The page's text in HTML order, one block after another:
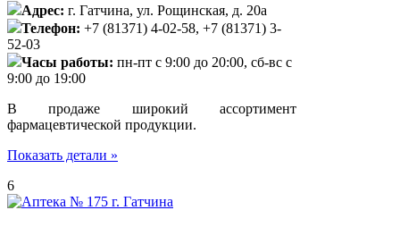
Адрес: г. Гатчина, ул. Рощинская, д. 20а
Телефон: +7 (81371) 4-02-58, +7 (81371) 3-
52-03
Часы работы: пн-пт с 9:00 до 20:00, сб-вс с
9:00 до 19:00
В продаже широкий ассортимент
фармацевтической продукции.
Показать детали »
6